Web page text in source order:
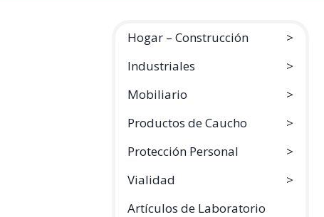
Hogar – Construcción
Industriales
Mobiliario
Productos de Caucho
Protección Personal
Vialidad
Artículos de Laboratorio